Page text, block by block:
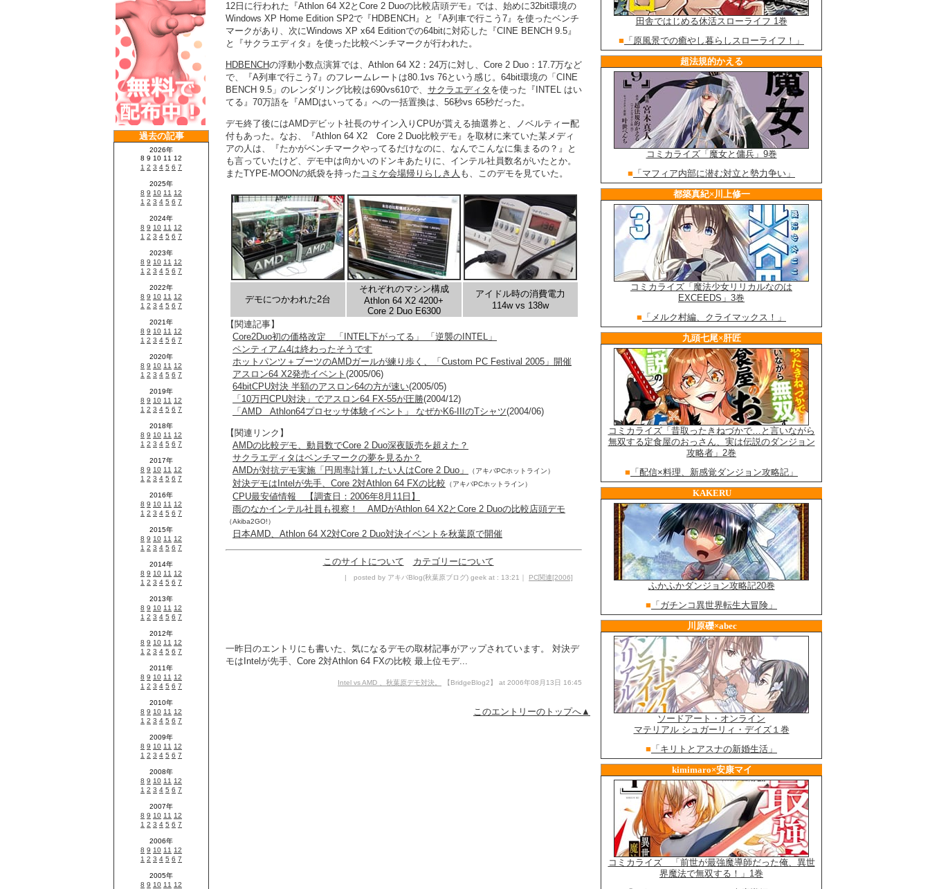
12日に行われた『Athlon 64 X2とCore 2 Duoの比較店頭デモ』では、始めに32bit環境の
Windows XP Home Edition SP2で『HDBENCH』と『A列車で行こう7』を使ったベンチ
マークがあり、次にWindows XP x64 Editionでの64bitに対応した『CINE BENCH 9.5』
と『サクラエディタ』を使った比較ベンチマークが行われた。
HDBENCHの浮動小数点演算では、Athlon 64 X2：24万に対し、Core 2 Duo：17.7万など
で、『A列車で行こう7』のフレームレートは80.1vs 76という感じ。64bit環境の「CINE
BENCH 9.5」のレンダリング比較は690vs610で、 サクラエディタ を使った『INTEL はい
てる』70万語を『AMDはいってる』への一括置換は、56秒vs 65秒だった。
デモ終了後にはAMDデビット社長のサイン入りCPUが貰える抽選券と、ノベルティー配
付もあった。なお、『Athlon 64 X2 Core 2 Duo比較デモ』を取材に来ていた某メディ
アの人は、『たかがベンチマークやってるだけなのに、なんでこんなに集まるの？』と
も言っていたけど、デモ中は向かいのドンキあたりに、インテル社員数名がいたとか。
またTYPE-MOONの紙袋を持った コミケ会場帰りらしき人 も、このデモを見ていた。
デモにつかわれた2台
それぞれのマシン構成
Athlon 64 X2 4200+
Core 2 Duo E6300
アイドル時の消費電力
114w vs 138w
【関連記事】
Core2Duo初の価格改定 「INTEL下がってる」 「逆襲のINTEL」
ペンティアム4は終わったそうです
ホットパンツ＋ブーツのAMDガールが練り歩く、「Custom PC Festival 2005」開催
アスロン64 X2発売イベント (2005/06)
64bitCPU対決 半額のアスロン64の方が速い(2005/05)
「10万円CPU対決」でアスロン64 FX-55が圧勝(2004/12)
「AMD Athlon64プロセッサ体験イベント」 なぜかK6-IIIのTシャツ(2004/06)
【関連リンク】
AMDの比較デモ、動員数でCore 2 Duo深夜販売を超えた？
サクラエディタはベンチマークの夢を見るか？
AMDが対抗デモ実施「円周率計算したい人はCore 2 Duo」
（アキバPCホットライン）
対決デモはIntelが先手、Core 2対Athlon 64 FXの比較 （アキバPCホットライン）
CPU最安値情報 【調査日：2006年8月11日】
雨のなかインテル社員も視察！ AMDがAthlon 64 X2とCore 2 Duoの比較店頭デモ
（Akiba2GO!）
日本AMD、Athlon 64 X2対Core 2 Duo対決イベントを秋葉原で開催
このサイトについて カテゴリーについて
| posted by アキバBlog(秋葉原ブログ) geek at : 13:21｜ PC関連[2006]
一昨日のエントリにも書いた、気になるデモの取材記事がアップされています。 対決デ
モはIntelが先手、Core 2対Athlon 64 FXの比較 最上位モデ...
Intel vs AMD 、秋葉原デモ対決。 【BridgeBlog2】 at 2006年08月13日 16:45
このエントリーのトップへ▲